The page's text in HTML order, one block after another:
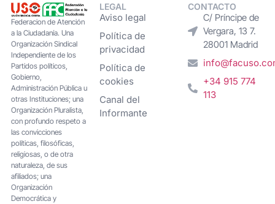
Federacion de Atención
a la Ciudadanía. Una
Organización Sindical
Independiente de los
Partidos políticos,
Gobierno,
Administración Pública u
otras Instituciones; una
Organización Pluralista,
con profundo respeto a
las convicciones
políticas, filosóficas,
religiosas, o de otra
naturaleza, de sus
afiliados; una
Organización
Democrática y
LEGAL
Aviso legal
Política de
privacidad
Política de
cookies
Canal del
Informante
CONTACTO
C/ Príncipe de
Vergara, 13 7.
28001 Madrid
+34 915 774
113